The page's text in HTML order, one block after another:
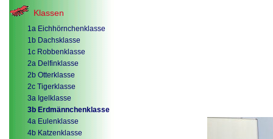
Klassen
1a Eichhörnchenklasse
1b Dachsklasse
1c Robbenklasse
2a Delfinklasse
2b Otterklasse
2c Tigerklasse
3a Igelklasse
3b Erdmännchenklasse
4a Eulenklasse
4b Katzenklasse